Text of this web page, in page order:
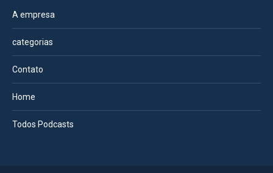
A empresa
categorias
Contato
Home
Todos Podcasts